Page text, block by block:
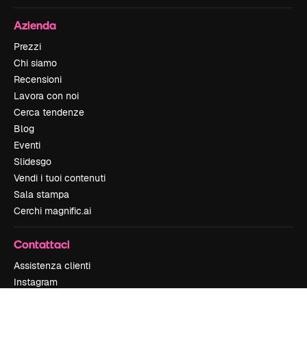
Azienda
Prezzi
Chi siamo
Recensioni
Lavora con noi
Cerca tendenze
Blog
Eventi
Slidesgo
Vendi i tuoi contenuti
Sala stampa
Cerchi magnific.ai
Contattaci
Assistenza clienti
Instagram